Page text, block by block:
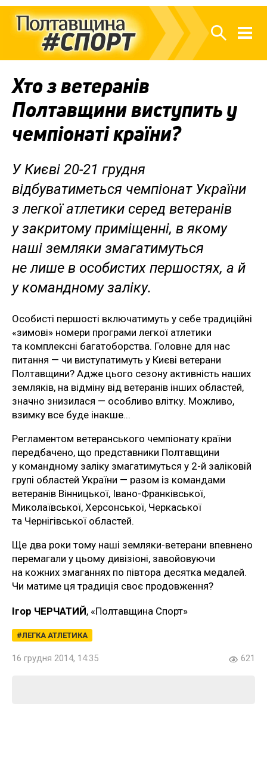
Хто з ветеранів
Полтавщини виступить у
чемпіонаті країни?
У Києві 20-21 грудня
відбуватиметься чемпіонат України
з легкої атлетики серед ветеранів
у закритому приміщенні, в якому
наші земляки змагатимуться
не лише в особистих першостях, а й
у командному заліку.
Особисті першості включатимуть у себе традиційні
«зимові» номери програми легкої атлетики
та комплексні багатоборства. Головне для нас
питання — чи виступатимуть у Києві ветерани
Полтавщини? Адже цього сезону активність наших
земляків, на відміну від ветеранів інших областей,
значно знизилася — особливо влітку. Можливо,
взимку все буде інакше...
Регламентом ветеранського чемпіонату країни
передбачено, що представники Полтавщини
у командному заліку змагатимуться у 2-й заліковій
групі областей України — разом із командами
ветеранів Вінницької, Івано-Франківської,
Миколаївської, Херсонської, Черкаської
та Чернігівської областей.
Ще два роки тому наші земляки-ветерани впевнено
перемагали у цьому дивізіоні, завойовуючи
на кожних змаганнях по півтора десятка медалей.
Чи матиме ця традиція своє продовження?
Ігор ЧЕРЧАТИЙ, «Полтавщина Спорт»
ЛЕГКА АТЛЕТИКА
16 грудня 2014, 14:35 621